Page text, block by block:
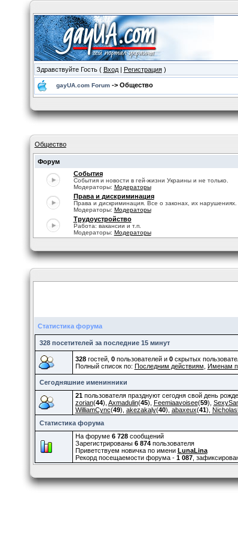
Здравствуйте Гость ( Вход| Регистрация)
gayUA.com Forum-> Общество
Общество
Форум
События
События и новости в гей-жизни Украины и не только.
Модераторы: Модераторы
Права и дискриминация
Права и дискриминация. Все о законах, их
Модераторы: Модераторы
Трудоустройство
Работа: вакансии и т.п.
Модераторы: Модераторы
Статистика форума
328 посетителей за последние 15 минут
328гостей, 0пользователей и 0скрытых
Полный список по: Последним действиям Именам
Сегодняшние именинники
21пользователя празднуют сегодня свой день
zorian(44), Axmadulin(45), Feemiaavoisee(59),
WilliamCync(49), akezakaly(40), abaxeux(41),
Статистика форума
На форуме 6 728сообщений
Зарегистрированы 6 874пользователя
Приветствуем новичка по имени LunaLina
Рекорд посещаемости форума - 1 087,